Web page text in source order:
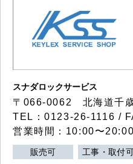
スナダロックサービス
〒066-0062 北海道千
TEL：0123-26-1116 /
営業時間：10:00〜
販売可 工事・取付